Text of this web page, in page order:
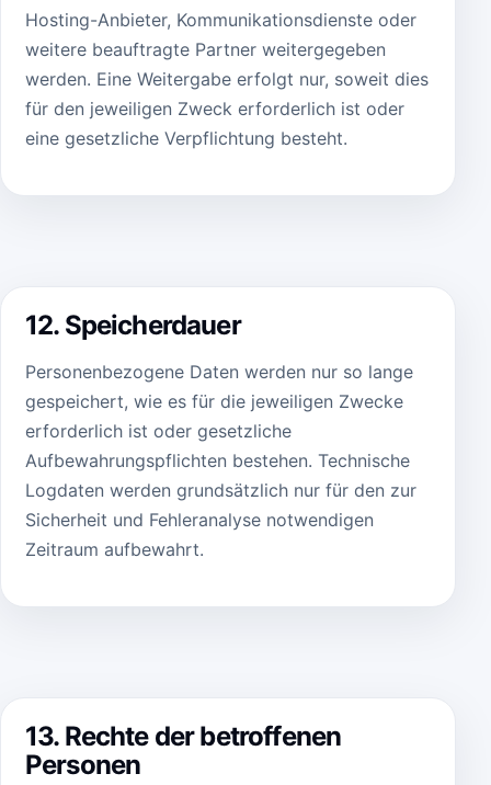
Hosting-Anbieter, Kommunikationsdienste oder
weitere beauftragte Partner weitergegeben
werden. Eine Weitergabe erfolgt nur, soweit dies
für den jeweiligen Zweck erforderlich ist oder
eine gesetzliche Verpflichtung besteht.
12. Speicherdauer
Personenbezogene Daten werden nur so lange
gespeichert, wie es für die jeweiligen Zwecke
erforderlich ist oder gesetzliche
Aufbewahrungspflichten bestehen. Technische
Logdaten werden grundsätzlich nur für den zur
Sicherheit und Fehleranalyse notwendigen
Zeitraum aufbewahrt.
13. Rechte der betroffenen
Personen